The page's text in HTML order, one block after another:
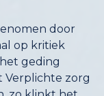
door
op kritiek
het geding
Verplichte zorg
zo klinkt het.
opzichte van de
wijkpolitie'
kreeg ik uit 'het veld'
instituut uit 1993.
aan de Canon
in de literatuurlijst
aanwijzingen voor
zijn